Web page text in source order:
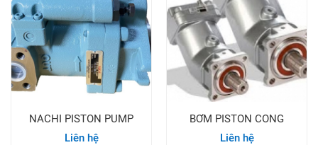
NACHI PISTON PUMP
Liên hệ
BƠM PISTON CONG
Liên hệ